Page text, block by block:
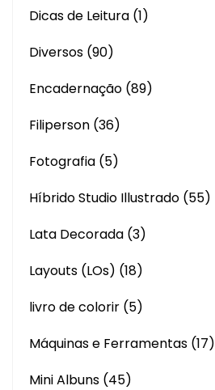
Dicas de Leitura (1)
Diversos (90)
Encadernação (89)
Filiperson (36)
Fotografia (5)
Híbrido Studio Illustrado (55)
Lata Decorada (3)
Layouts (LOs) (18)
livro de colorir (5)
Máquinas e Ferramentas (17)
Mini Albuns (45)